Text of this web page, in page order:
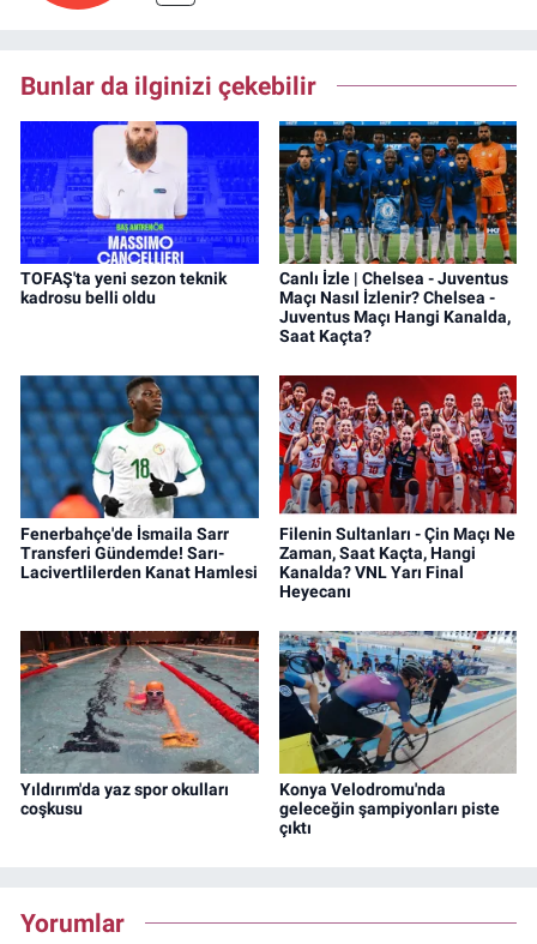
Bunlar da ilginizi çekebilir
TOFAŞ'ta yeni sezon teknik
kadrosu belli oldu
Canlı İzle | Chelsea - Juventus
Maçı Nasıl İzlenir? Chelsea -
Juventus Maçı Hangi Kanalda,
Saat Kaçta?
Fenerbahçe'de İsmaila Sarr
Transferi Gündemde! Sarı-
Lacivertlilerden Kanat Hamlesi
Filenin Sultanları - Çin Maçı Ne
Zaman, Saat Kaçta, Hangi
Kanalda? VNL Yarı Final
Heyecanı
Yıldırım'da yaz spor okulları
coşkusu
Konya Velodromu'nda
geleceğin şampiyonları piste
çıktı
Yorumlar